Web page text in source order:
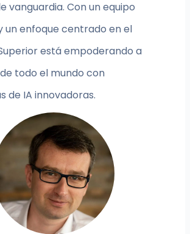
vanguardia. Con un equipo
un enfoque centrado en el
está empoderando a
todo el mundo con
de IA innovadoras.